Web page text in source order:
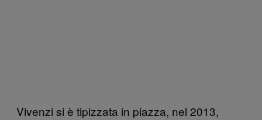
Vivenzi si è tipizzata in piazza, nel 2013,